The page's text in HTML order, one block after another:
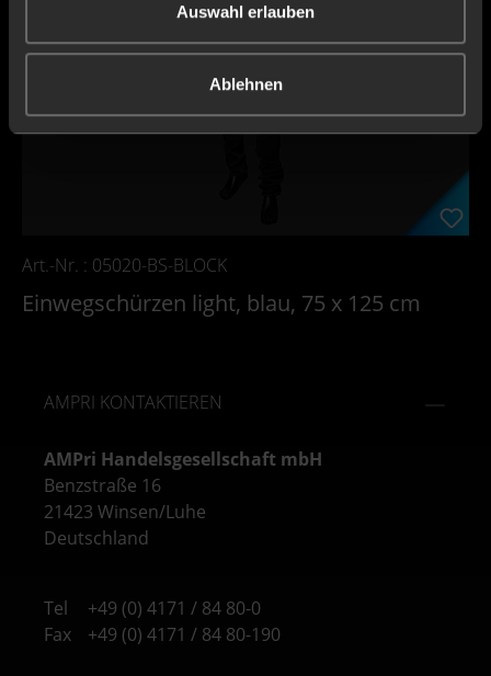
Auswahl erlauben
Ablehnen
Art.-Nr. : 05020-BS-BLOCK
Einwegschürzen light, blau, 75 x 125 cm
AMPRI KONTAKTIEREN
AMPri Handelsgesellschaft mbH
Benzstraße 16
21423 Winsen/Luhe
Deutschland
Tel
+49 (0) 4171 / 84 80-0
Fax
+49 (0) 4171 / 84 80-190